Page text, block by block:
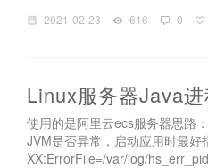
2021-02-23 616 0
Linux服务器Java
使用的是阿里云ecs服务器思路
JVM是否异常，启动应用时最好
XX:ErrorFile=/var/log/